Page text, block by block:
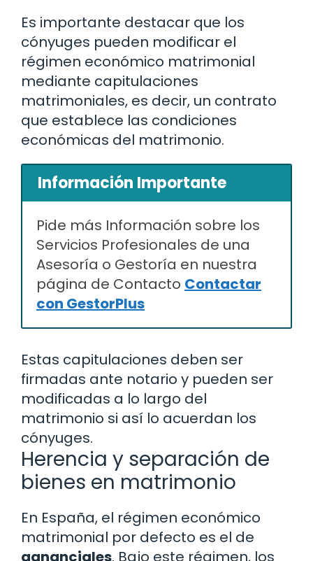
Es importante destacar que los
cónyuges pueden modificar el
régimen económico matrimonial
mediante capitulaciones
matrimoniales, es decir, un contrato
que establece las condiciones
económicas del matrimonio.
Información Importante
Pide más Información sobre los
Servicios Profesionales de una
Asesoría o Gestoría en nuestra
página de Contacto Contactar
con GestorPlus
Estas capitulaciones deben ser
firmadas ante notario y pueden ser
modificadas a lo largo del
matrimonio si así lo acuerdan los
cónyuges.
Herencia y separación de
bienes en matrimonio
En España, el régimen económico
matrimonial por defecto es el de
gananciales. Bajo este régimen, los